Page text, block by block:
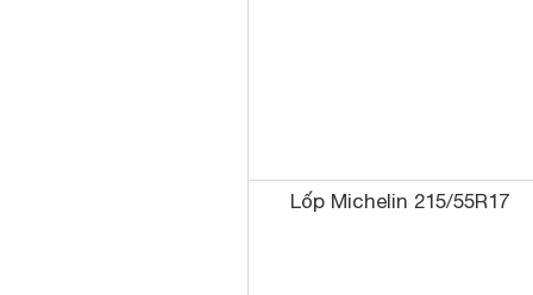
Lốp Michelin 215/55R17